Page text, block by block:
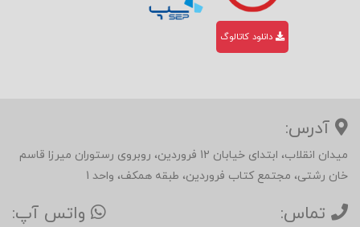
دانلود کاتالوگ
آدرس:
میدان انقلاب، ابتدای خیابان 12 فروردین، روبروی رستوران میرزا قاسم
خان رشتی، مجتمع کتاب فروردین، طبقه همکف، واحد 1
تماس: واتس آپ: